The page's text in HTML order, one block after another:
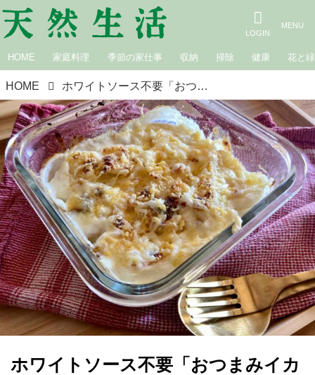
HOME 家庭料理 季節の家仕事 収納 掃除 健康 花と緑
HOME ホワイトソース不要「おつまみイカとじゃがいものグラタン」｜本多理恵子「50代からは“手抜き”と“息抜き”」
ホワイトソース不要「おつまみイカ